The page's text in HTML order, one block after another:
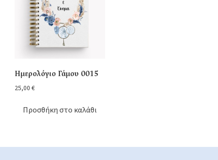
Ημερολόγιο Γάμου 0015
25,00 €
Προσθήκη στο καλάθι